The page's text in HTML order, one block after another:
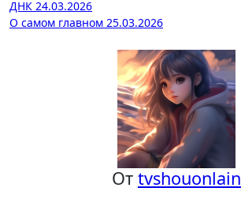
Навигация
по
ДНК 24.03.2026
О самом главном 25.03.2026
От tvshouonlain